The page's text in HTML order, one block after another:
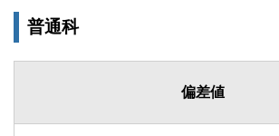
普通科
偏差値